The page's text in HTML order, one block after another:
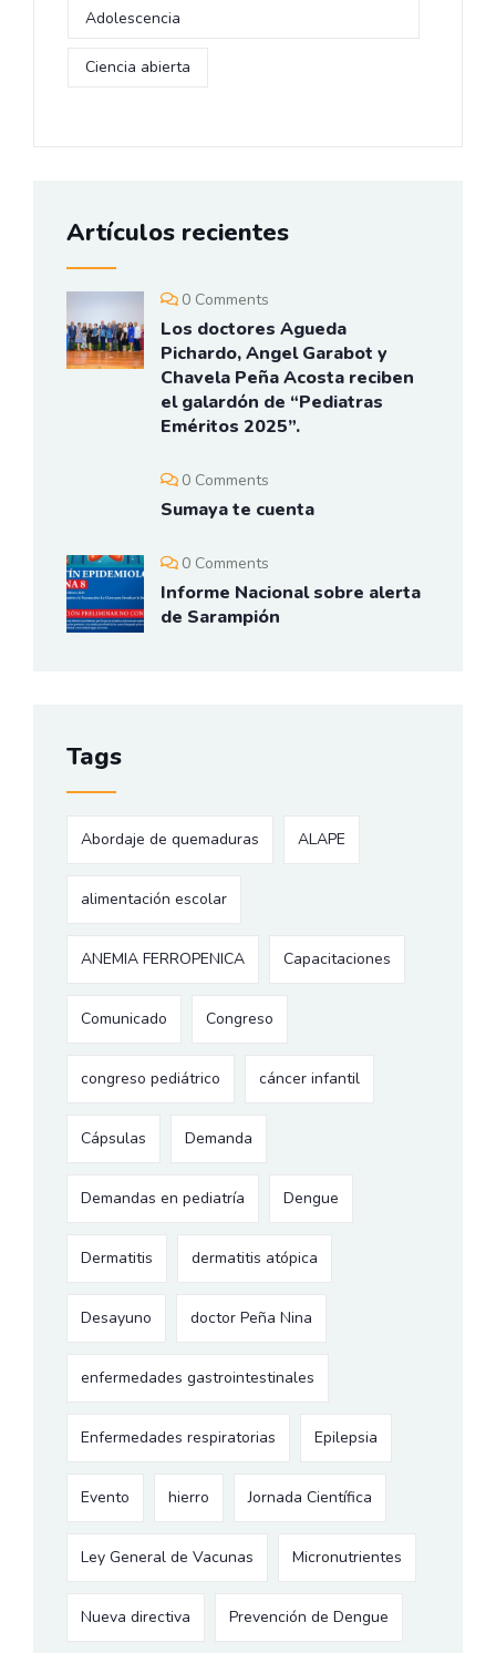
Adolescencia
Ciencia abierta
Artículos recientes
0 Comments
Los doctores Agueda
Pichardo, Angel Garabot y
Chavela Peña Acosta reciben
el galardón de “Pediatras
Eméritos 2025”.
0 Comments
Sumaya te cuenta
0 Comments
Informe Nacional sobre alerta
de Sarampión
Tags
Abordaje de quemaduras ALAPE
alimentación escolar
ANEMIA FERROPENICA Capacitaciones
Comunicado Congreso
congreso pediátrico cáncer infantil
Cápsulas Demanda
Demandas en pediatría Dengue
Dermatitis dermatitis atópica
Desayuno doctor Peña Nina
enfermedades gastrointestinales
Enfermedades respiratorias Epilepsia
Evento hierro Jornada Científica
Ley General de Vacunas Micronutrientes
Nueva directiva Prevención de Dengue